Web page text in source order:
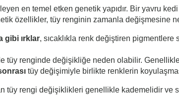
en temel etken genetik yapıdır. Bir yavru
özellikler, tüy renginin zamanla değişmesine
gibi ırklar, sıcaklıkla renk değiştiren
tüy renginde değişikliğe neden olabilir.
tüy değişimiyle birlikte renklerin
tüy rengi değişiklikleri genellikle kademelidir ve